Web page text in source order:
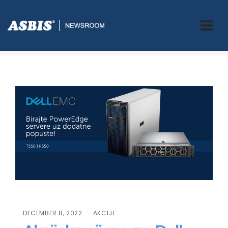
ASBIS.BA>AKCIJE> AKCIJSKE CIJENE ZA DELL POWEREDGE T550 I
DECEMBER 8, 2022 AKCIJE